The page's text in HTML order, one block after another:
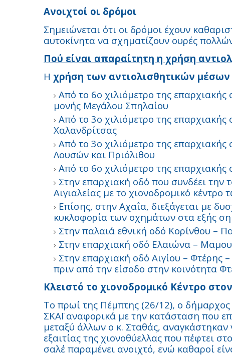
Ανοιχτοί οι δρόμοι
Σημειώνεται ότι οι δρόμοι έχουν
αυτοκίνητα να σχηματίζουν ουρές
Πού είναι απαραίτητη η χρήση
Η χρήση των αντιολισθητικών μέσων
Από το 6ο χιλιόμετρο της
μονής Μεγάλου Σπηλαίου
Από το 3ο χιλιόμετρο της
Χαλανδρίτσας
Από το 3ο χιλιόμετρο της
Λουσών και Πριόλιθου
Από το 6ο χιλιόμετρο της
Στην επαρχιακή οδό που συνδέει την
Αιγιαλείας με το χιονοδρομικό
Επίσης, στην Αχαΐα, διεξάγεται με
κυκλοφορία των οχημάτων στα εξής
Στην παλαιά εθνική οδό Κορίνθου –
Στην επαρχιακή οδό Ελαιώνα –
Στην επαρχιακή οδό Αιγίου – Φτέρης
πριν από την είσοδο στην κοινότητα
Κλειστό το χιονοδρομικό Κέντρο
Το πρωί της Πέμπτης (26/12), ο δήμαρχος
ΣΚΑΪ αναφορικά με την κατάσταση που
μεταξύ άλλων ο κ. Σταθάς, αναγκάστηκαν
εξαιτίας της χιονοθύελλας που πέφτει
σαλέ παραμένει ανοιχτό, ενώ καθαροί